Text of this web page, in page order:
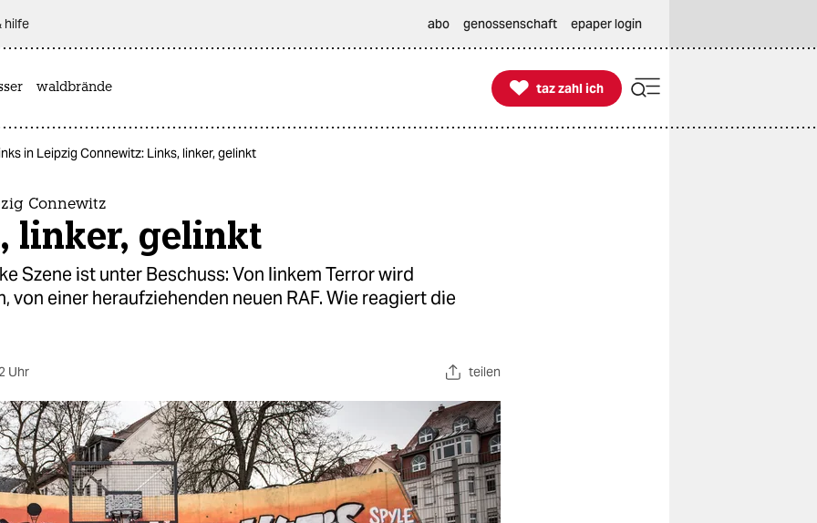
hilfe abo genossenschaft epaper login
waldbrände 
taz zahl ich
taz zahl ich
in Leipzig Connewitz: Links, linker, gelinkt
Connewitz
linker, gelinkt
Szene ist unter Beschuss: Von linkem Terror wird
von einer heraufziehenden neuen RAF. Wie reagiert die
Uhr teilen